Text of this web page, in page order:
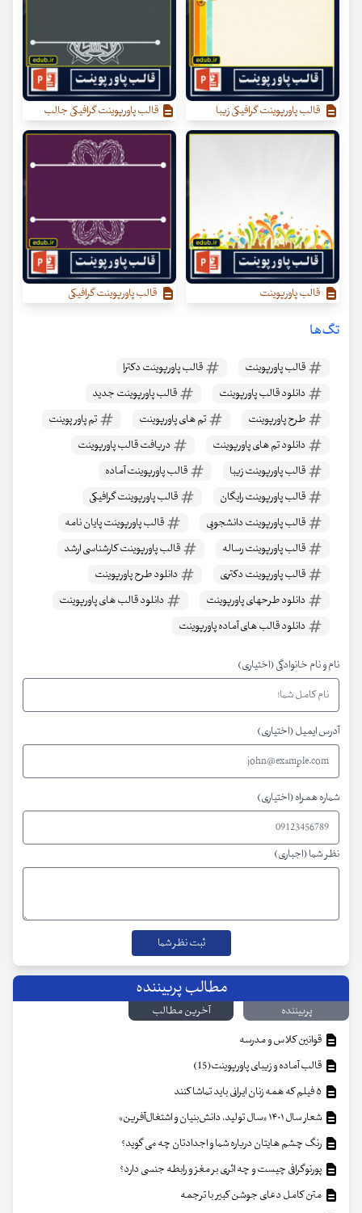
قالب پاورپوینت گرافیکی زیبا قالب پاورپوینت گرافیکی جالب
قالب پاورپوینت قالب پاورپوینت گرافیکی
تگ‌ها
قالب پاورپوینت
قالب پاورپوینت دکترا
دانلود قالب پاورپوینت
قالب پاورپوینت جدید
طرح پاورپوینت
تم های پاورپوینت
تم پاور پوینت
دانلود تم های پاورپوینت
دریافت قالب پاورپوینت
قالب پاورپوینت زیبا
قالب پاورپوینت آماده
قالب پاورپوینت رایگان
قالب پاورپوینت گرافیکی
قالب پاورپوینت دانشجویی
قالب پاورپوینت پایان نامه
قالب پاورپوینت رساله
قالب پاورپوینت کارشناسی ارشد
قالب پاورپوینت دکتری
دانلود طرح پاورپوینت
دانلود طرحهای پاورپوینت
دانلود قالب های پاورپوینت
دانلود قالب های آماده پاورپوینت
نام و نام خانوادگی (اختیاری)
آدرس ایمیل (اختیاری)
شماره همراه (اختیاری)
نظر شما (اجباری)
مطالب پربیننده
پربیننده
آخرین مطالب
قوانین کلاس و مدرسه
قالب آماده و زیبای پاورپوینت(15)
شعار سال ۱۴۰۱ «سال تولید، دانش‌بنیان و اشتغال‌آفرین»
رنگ چشم هایتان درباره شما و اجدادتان چه می گوید؟
پورنوگرافی چیست و چه اثری بر مغز و رابطه جنسی دارد؟
متن کامل دعای جوشن کبیر با ترجمه